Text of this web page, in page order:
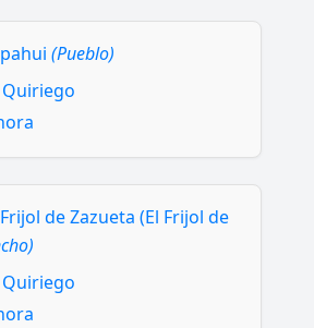
(Pueblo)
Quiriego
de Zazueta (El Frijol de
Quiriego